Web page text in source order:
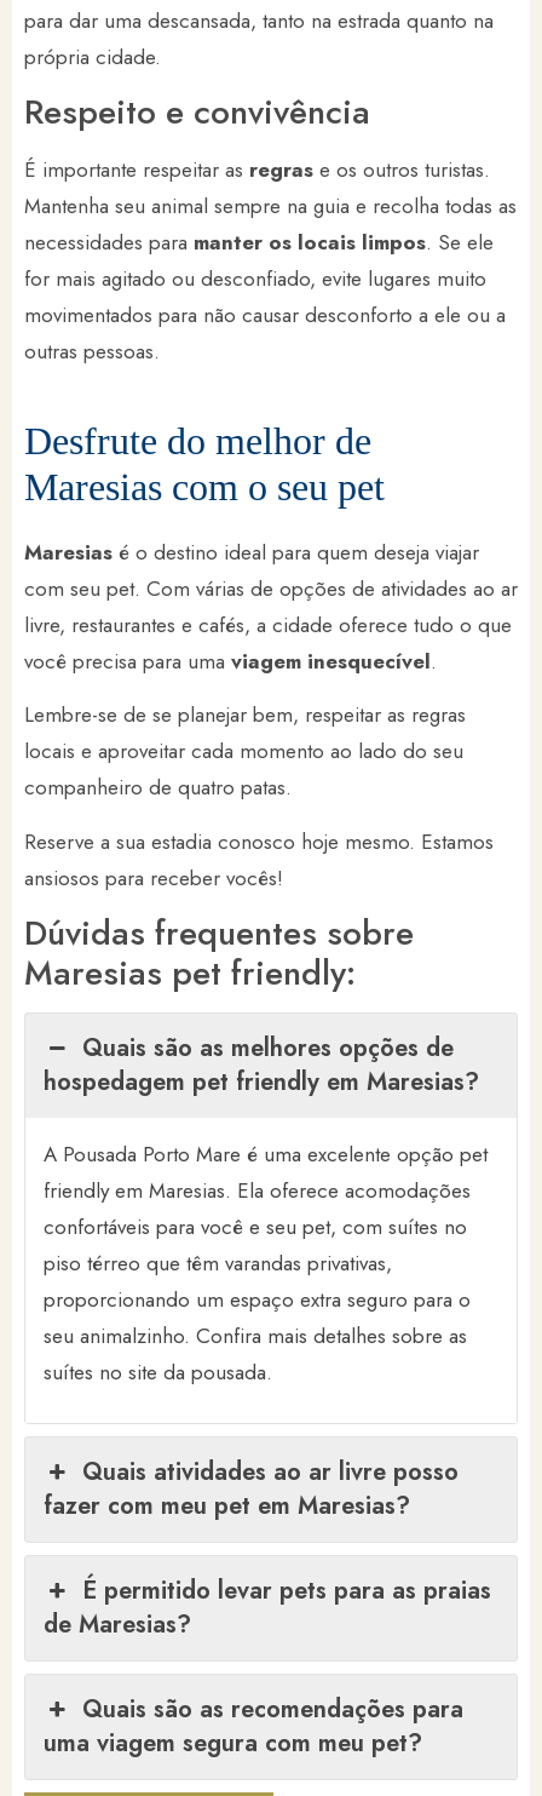
para dar uma descansada, tanto na estrada quanto na
própria cidade.
Respeito e convivência
É importante respeitar as regras e os outros turistas.
Mantenha seu animal sempre na guia e recolha todas as
necessidades para manter os locais limpos. Se ele
for mais agitado ou desconfiado, evite lugares muito
movimentados para não causar desconforto a ele ou a
outras pessoas.
Desfrute do melhor de
Maresias com o seu pet
Maresias é o destino ideal para quem deseja viajar
com seu pet. Com várias de opções de atividades ao ar
livre, restaurantes e cafés, a cidade oferece tudo o que
você precisa para uma viagem inesquecível.
Lembre-se de se planejar bem, respeitar as regras
locais e aproveitar cada momento ao lado do seu
companheiro de quatro patas.
Reserve a sua estadia conosco hoje mesmo. Estamos
ansiosos para receber vocês!
Dúvidas frequentes sobre
Maresias pet friendly:
Quais são as melhores opções de
hospedagem pet friendly em Maresias?
A Pousada Porto Mare é uma excelente opção pet
friendly em Maresias. Ela oferece acomodações
confortáveis para você e seu pet, com suítes no
piso térreo que têm varandas privativas,
proporcionando um espaço extra seguro para o
seu animalzinho. Confira mais detalhes sobre as
suítes no site da pousada.
Quais atividades ao ar livre posso
fazer com meu pet em Maresias?
É permitido levar pets para as praias
de Maresias?
Quais são as recomendações para
uma viagem segura com meu pet?